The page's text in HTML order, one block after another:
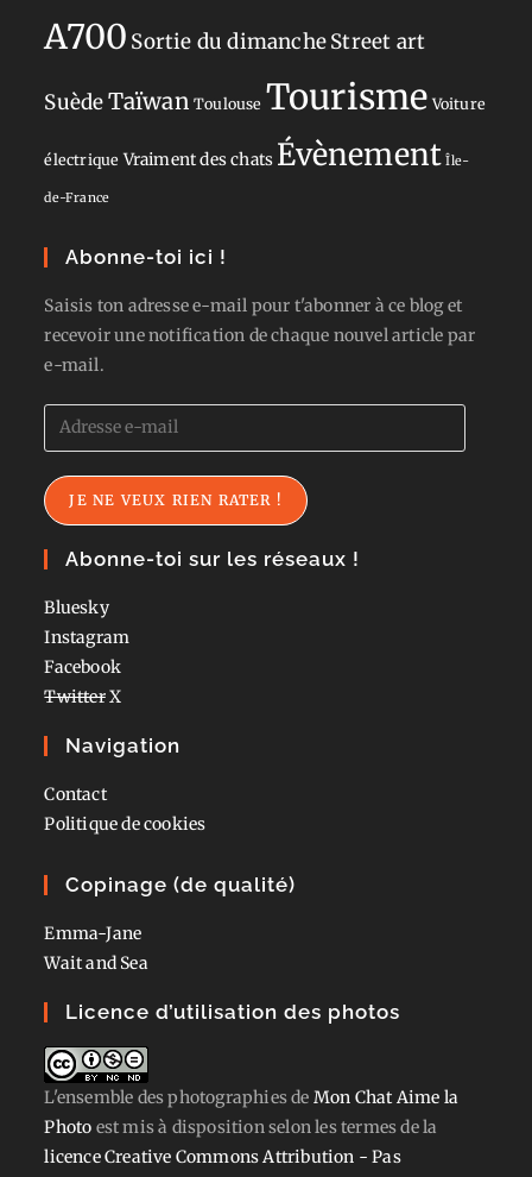
A700 Sortie du dimancheStreet art
SuèdeTaïwan Toulouse Tourisme Voiture
électrique Vraiment des chats Évènement Île-
de-France
Abonne-toi ici !
Saisis ton adresse e-mail pour t'abonner à ce blog et
recevoir une notification de chaque nouvel article par
e-mail.
Adresse
e-
mail
JE NE VEUX RIEN RATER !
Abonne-toi sur les réseaux !
Bluesky
Instagram
Facebook
TwitterX
Navigation
Contact
Politique de cookies
Copinage (de qualité)
Emma-Jane
Wait and Sea
Licence d’utilisation des photos
L'ensemble des photographiesde Mon Chat Aime la
Photo est mis à disposition selon les termes de la
licence Creative Commons Attribution - Pas